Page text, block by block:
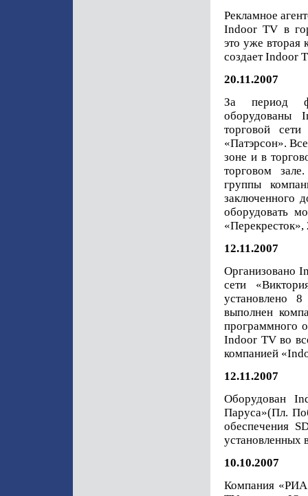
Рекламное
Indoor TV в
это уже вторая
создает Indoor
20.11.2007
За период
оборудованы
торговой
«Патэрсон».
зоне и в
торговом
группы
заключенного
оборудовать
12.11.2007
Организовано
сети
установлено
выполнен
программного
Indoor TV во
компанией
12.11.2007
Оборудован
Паруса»(Пл.
обеспечения
установленных
10.10.2007
Компания